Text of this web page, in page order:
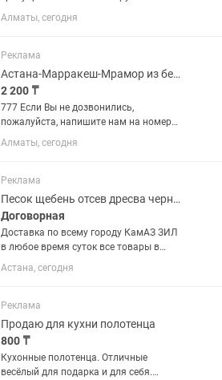
Колормикс-Брусчатка color-mix завод
Алматы Если Вы не дозвонились,
обязательно Вам ответим!
Тротуарная...
Алматы, сегодня
Реклама
Астана-Марракеш-Мрамор из бетона-Брусчатка-Евро-брусчатка-Плитка тротуарная
2 200 ₸
777 Если Вы не дозвонились,
пожалуйста, напишите нам на номер
Билайн, мы обязательно Вам ответим!
Тротуарная плитка (3см) 3030,3333
выше. Евробрусчатка 3см. (под...
Алматы, сегодня
Реклама
Песок щебень отсев дресва чернозем перегной сортовой уголь грунт
Договорная
Доставка по всему городу КамАЗ ЗИЛ
в любое время суток все товары в
наличии мелкий- крупный
песок,щебень всех
ой уголь,грунт рыжий грунт,бутовый...
Астана, сегодня
Реклама
Продаю для кухни полотенца
800 ₸
Кухонные полотенца. Отличные
весёлый для подарка и для себя.